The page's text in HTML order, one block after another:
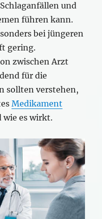
und
führen kann.
bei jüngeren
gering.
zwischen Arzt
für die
sollten verstehen,
Medikament
wie es wirkt.